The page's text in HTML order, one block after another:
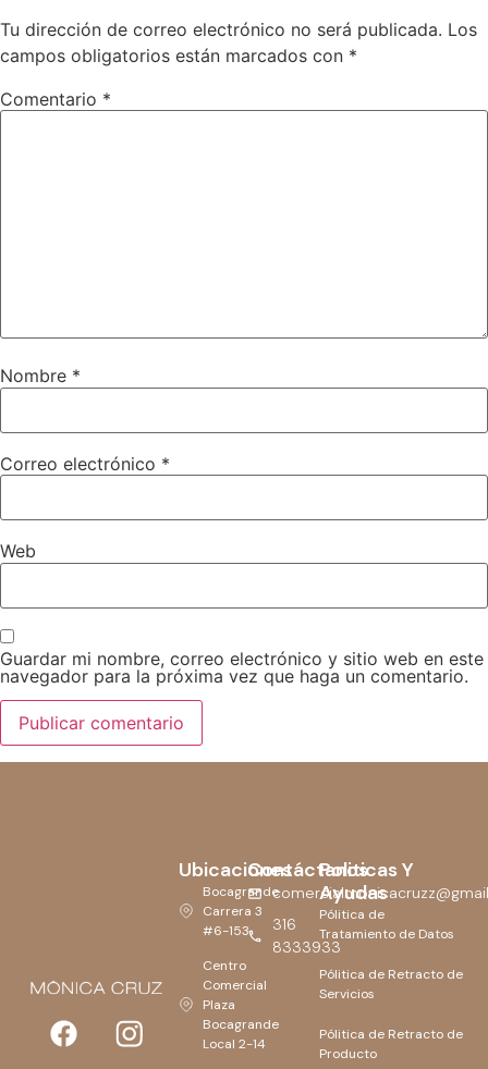
Tu dirección de correo electrónico no será publicada. Los
campos obligatorios están marcados con *
Comentario *
Nombre *
Correo electrónico *
Web
Guardar mi nombre, correo electrónico y sitio web en este
navegador para la próxima vez que haga un comentario.
Contáctanos
316
8333933
Ubicaciones
Bocagrande
Carrera 3
#6-153
Centro
Comercial
Plaza
Bocagrande
Local 2-14
Politicas Y
Ayudas
Pólitica de
Tratamiento de Datos
Pólitica de Retracto de
Servicios
Pólitica de Retracto de
Producto